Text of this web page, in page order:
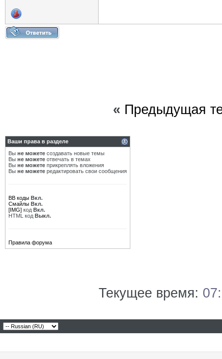
« Предыдущая
Ваши права в разделе
Вы не можете создавать новые темы
Вы не можете отвечать в темах
Вы не можете прикреплять вложения
Вы не можете редактировать свои сообщения
BB коды Вкл.
Смайлы Вкл.
[IMG] код Вкл.
HTML код Выкл.
Правила форума
Текущее время: